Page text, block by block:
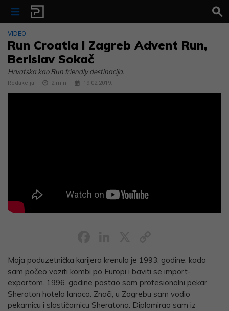
Skip to content
VIDEO
Run Croatia i Zagreb Advent Run,
Berislav Sokač
Hrvatska kao Run friendly destinacija.
Redakcija 2 min 19.02.2019.
Link
Moja poduzetnička karijera krenula je 1993. godine, kada
sam počeo voziti kombi po Europi i baviti se import-
exportom. 1996. godine postao sam profesionalni pekar
Sheraton hotela lanaca. Znači, u Zagrebu sam vodio
pekarnicu i slastičarnicu Sheratona. Diplomirao sam iz